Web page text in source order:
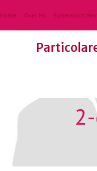
naar
inhoud
Home Over Mij Systemisch